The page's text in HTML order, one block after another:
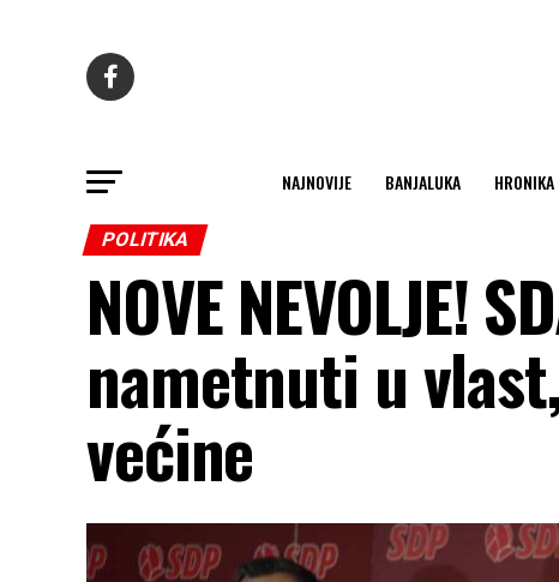
NAJNOVIJE BANJALUKA HRONIKA
POLITIKA
NOVE NEVOLJE!
nametnuti u
većine